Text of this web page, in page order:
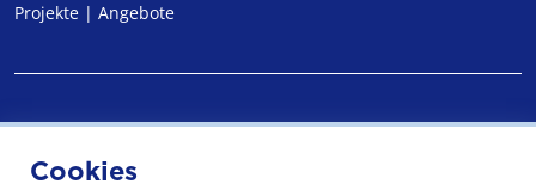
Projekte | Angebote
Cookies